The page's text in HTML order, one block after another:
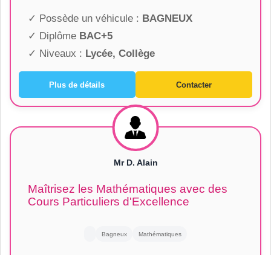
✓ Possède un véhicule : BAGNEUX
✓ Diplôme BAC+5
✓ Niveaux : Lycée, Collège
Plus de détails Contacter
Mr D. Alain
Maîtrisez les Mathématiques avec des
Cours Particuliers d'Excellence
Bagneux Mathématiques